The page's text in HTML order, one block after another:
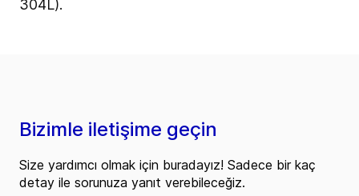
304L).
Bizimle iletişime geçin
Size yardımcı olmak için buradayız! Sadece bir kaç
detay ile sorunuza yanıt verebileceğiz.